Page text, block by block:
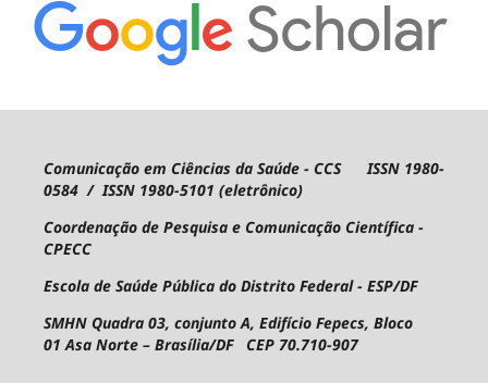
Comunicação em Ciências da Saúde - CCS ISSN 1980-
0584 / ISSN 1980-5101 (eletrônico)
Coordenação de Pesquisa e Comunicação Científica -
CPECC
Escola de Saúde Pública do Distrito Federal - ESP/DF
SMHN Quadra 03, conjunto A, Edifício Fepecs, Bloco
01 Asa Norte – Brasília/DF CEP 70.710-907